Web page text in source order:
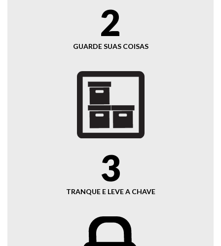
2
GUARDE SUAS COISAS
3
TRANQUE E LEVE A CHAVE